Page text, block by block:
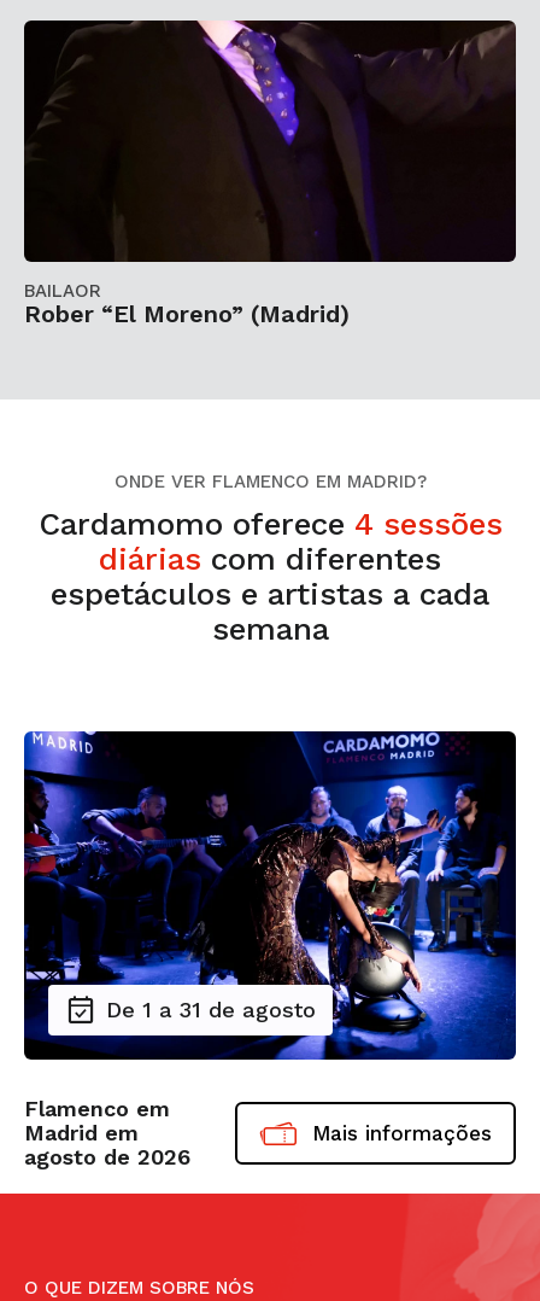
BAILAOR
Rober “El Moreno” (Madrid)
ONDE VER FLAMENCO EM MADRID?
Cardamomo oferece 4 sessões
diárias com diferentes
espetáculos e artistas a cada
semana
De 1 a 31 de agosto
Flamenco em
Madrid em
agosto de 2026
Mais informações
O QUE DIZEM SOBRE NÓS